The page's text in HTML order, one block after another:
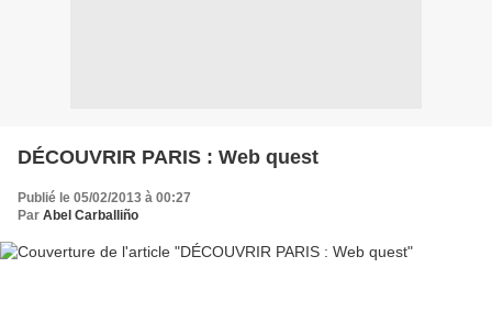
DÉCOUVRIR PARIS : Web quest
Publié le 05/02/2013 à 00:27
Par Abel Carballiño